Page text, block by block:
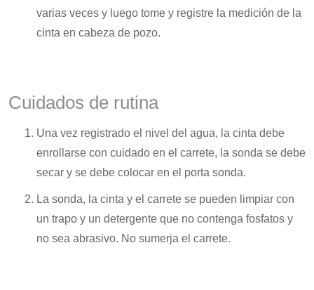
varias veces y luego tome y registre la medición de la
cinta en cabeza de pozo.
Cuidados de rutina
Una vez registrado el nivel del agua, la cinta debe
enrollarse con cuidado en el carrete, la sonda se debe
secar y se debe colocar en el porta sonda.
La sonda, la cinta y el carrete se pueden limpiar con
un trapo y un detergente que no contenga fosfatos y
no sea abrasivo. No sumerja el carrete.